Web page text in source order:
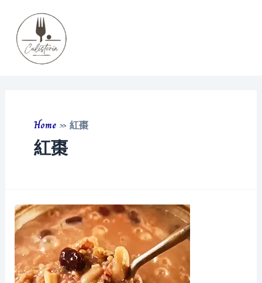
content
Home »紅棗
紅棗